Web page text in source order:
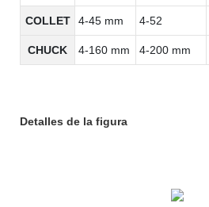
COLLET 4-45 mm 4-52
CHUCK 4-160 mm 4-200 mm
Detalles de la figura